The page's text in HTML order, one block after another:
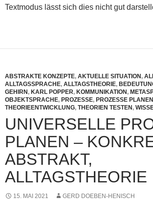
Textmodus lässt sich dies nicht gut
ABSTRAKTE KONZEPTE, AKTUELLE SITUATION,
ALLTAGSSPRACHE, ALLTAGSTHEORIE,
GEHIRN, KARL POPPER, KOMMUNIKATION,
OBJEKTSPRACHE, PROZESSE, PROZESSE PLANEN
THEORIEENTWICKLUNG, THEORIEN TESTEN,
UNIVERSELLE
PLANEN –
ABSTRAKT,
ALLTAGSTHEORIE
15. MAI 2021 GERD DOEBEN-HENISCH